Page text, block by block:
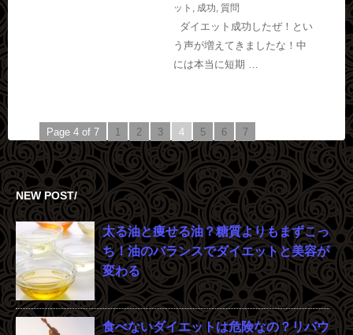
ット , 成功, 質問
ダイエット成功したぜ！とい
う声が増えてきましたな！中
には本当に短期 …
Page 4 of 7 1 2 3 4 5 6 7
NEW POST/
太る油と痩せる油？糖質よりもまずこっ
ち！油のバランスでダイエットと美容が
変わる
食べないダイエットは危険なの？リバウ